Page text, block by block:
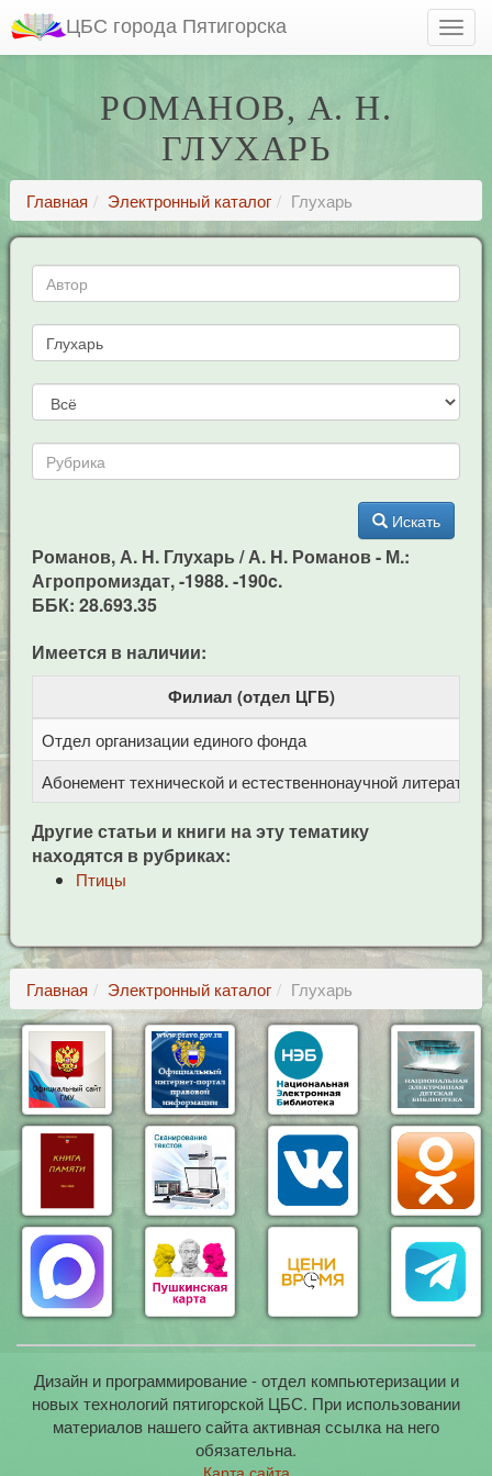
ЦБС города Пятигорска
РОМАНОВ, А. H.
ГЛУХАРЬ
Главная Электронный каталог Глухарь
Искать
Романов, А. H. Глухарь / А. H. Романов - М.:
Агропромиздат, -1988. -190c.
ББК: 28.693.35
Имеется в наличии:
Филиал (отдел ЦГБ)
Отдел организации единого фонда
Абонемент технической и естественнонаучной литерат
Другие статьи и книги на эту тематику
находятся в рубриках:
Птицы
Главная Электронный каталог Глухарь
Дизайн и программирование - отдел компьютеризации и
новых технологий пятигорской ЦБС. При использовании
материалов нашего сайта активная ссылка на него
обязательна.